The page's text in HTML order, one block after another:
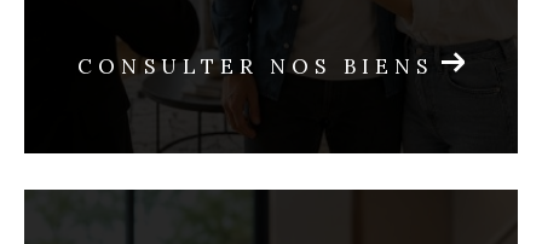
situations. Selon votre commune, découvrez notre
viager à Vic-la-Gardiole
solutions viager sur Fron
et leviager à Mireval
Faites estimer votre bien
CONSULTER NOS BIENS